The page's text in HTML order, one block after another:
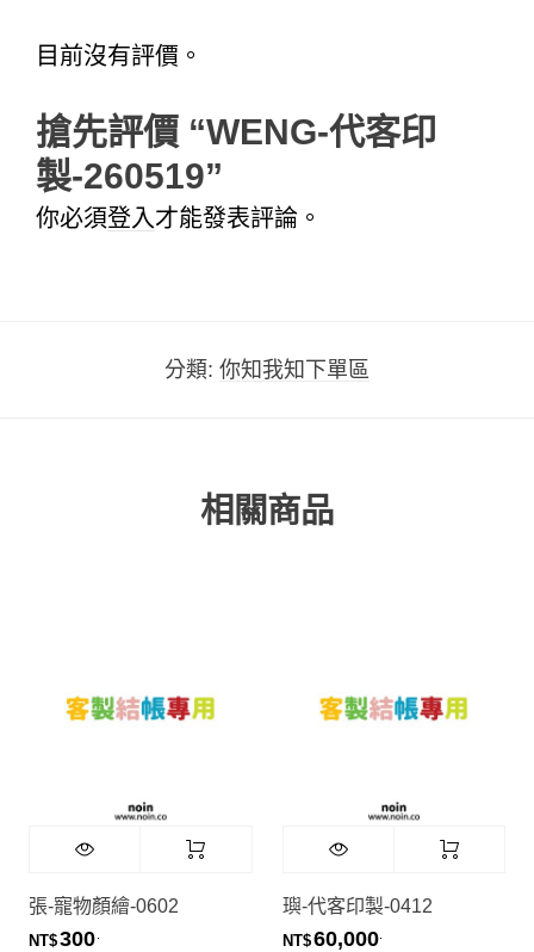
目前沒有評價。
搶先評價 “WENG-代客印
製-260519”
你必須登入才能發表評論。
分類: 你知我知下單區
相關商品
張-寵物顏繪-0602
NT$300
璵-代客印製-0412
NT$60,000